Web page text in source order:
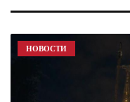
НОВОСТИ